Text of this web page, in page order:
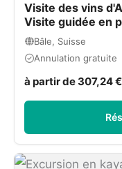
Visite des vins
Visite guidée en
Bâle, Suisse
Annulation gratuite
à partir de 307,24 €